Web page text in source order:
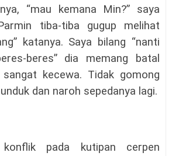
“mau kemana Min?” saya
tiba-tiba gugup melihat
katanya. Saya bilang “nanti
beres” dia memang batal
kecewa. Tidak gomong
dan naroh sepedanya lagi.
pada kutipan cerpen